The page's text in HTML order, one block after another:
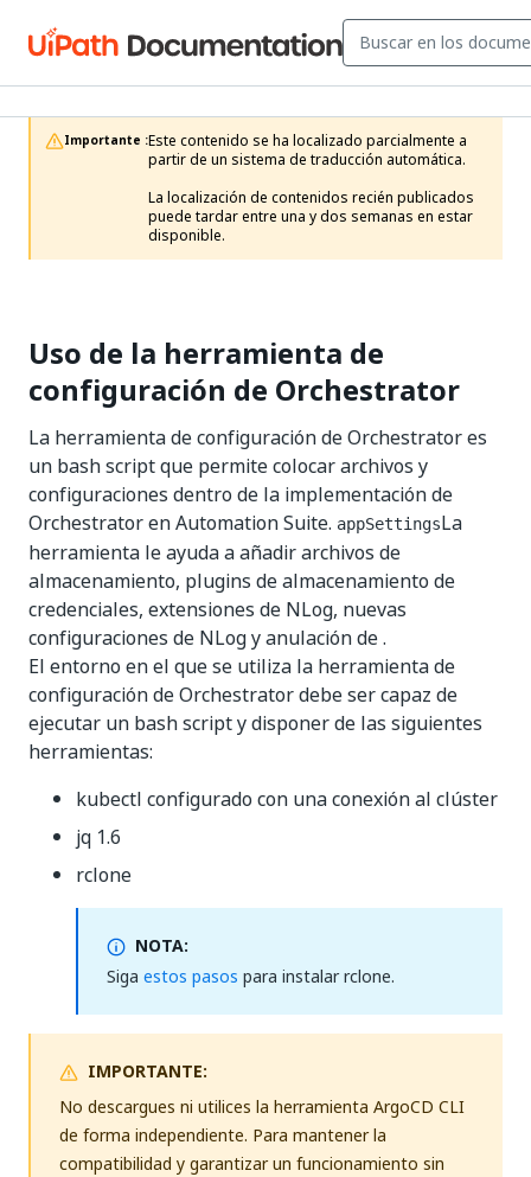
Importante :Este contenido se ha localizado parcialmente a
partir de un sistema de traducción automática.
La localización de contenidos recién publicados
puede tardar entre una y dos semanas en estar
disponible.
Uso de la herramienta de
configuración de Orchestrator
La herramienta de configuración de Orchestrator es
un bash script que permite colocar archivos y
configuraciones dentro de la implementación de
Orchestrator en Automation Suite. appSettingsLa
herramienta le ayuda a añadir archivos de
almacenamiento, plugins de almacenamiento de
credenciales, extensiones de NLog, nuevas
configuraciones de NLog y anulación de .
El entorno en el que se utiliza la herramienta de
configuración de Orchestrator debe ser capaz de
ejecutar un bash script y disponer de las siguientes
herramientas:
kubectl configurado con una conexión al clúster
jq 1.6
rclone
NOTA:
Siga estos pasos para instalar rclone.
IMPORTANTE:
No descargues ni utilices la herramienta ArgoCD CLI
de forma independiente. Para mantener la
compatibilidad y garantizar un funcionamiento sin